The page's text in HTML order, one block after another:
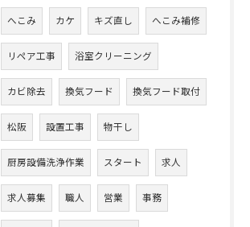
へこみ カケ キズ直し へこみ補修
リペア工事 浴室クリーニング
カビ除去 換気フード 換気フード取付
松阪 設置工事 物干し
厨房設備洗浄作業 スタート 求人
求人募集 職人 営業 事務